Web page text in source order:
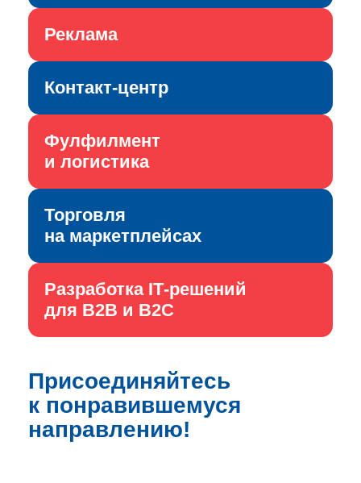
Реклама
Контакт-центр
Фулфилмент
и логистика
Торговля
на маркетплейсах
Разработка IT‑решений
для B2B и B2C
Присоединяйтесь
к понравившемуся
направлению!